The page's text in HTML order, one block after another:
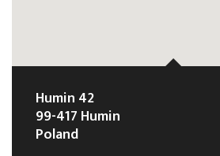
Humin 42
99-417 Humin
Poland